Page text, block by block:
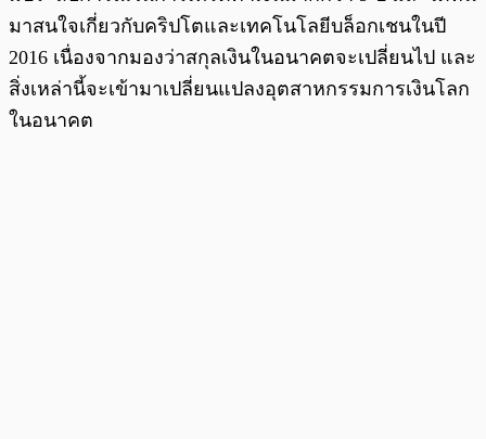
มาสนใจเกี่ยวกับคริปโตและเทคโนโลยีบล็อกเชนในปี
2016 เนื่องจากมองว่าสกุลเงินในอนาคตจะเปลี่ยนไป และ
สิ่งเหล่านี้จะเข้ามาเปลี่ยนแปลงอุตสาหกรรมการเงินโลก
ในอนาคต